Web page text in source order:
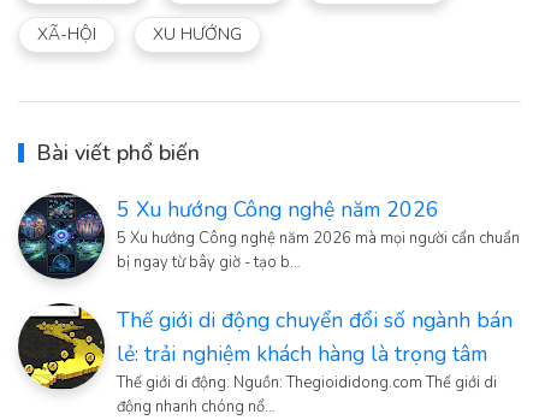
XÃ-HỘI XU HƯỚNG
Bài viết phổ biến
5 Xu hướng Công nghệ năm 2026
5 Xu hướng Công nghệ năm 2026 mà mọi người cẩn chuẩn
bị ngay từ bây giờ - tạo b…
Thế giới di động chuyển đổi số ngành bán
lẻ: trải nghiệm khách hàng là trọng tâm
Thế giới di động. Nguồn: Thegioididong.com Thế giới di
động nhanh chóng nổ…